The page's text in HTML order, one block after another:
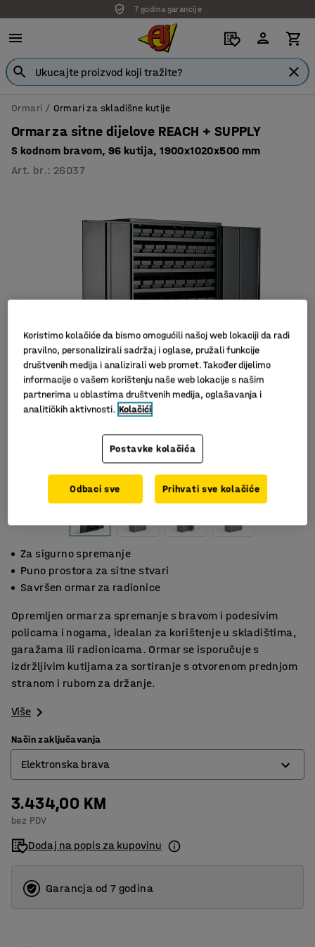
7 godina garancije
Ormari Ormari za skladišne kutije
Ormar za sitne dijelove REACH + SUPPLY
S kodnom bravom, 96 kutija, 1900x1020x500 mm
Art. br. : 26037
Za sigurno spremanje
Puno prostora za sitne stvari
Savršen ormar za radionice
Opremljen ormar za spremanje s bravom i podesivim
policama i nogama, idealan za korištenje u skladištima,
garažama ili radionicama. Ormar se isporučuje s
izdržljivim kutijama za sortiranje s otvorenom prednjom
stranom i rubom za držanje.
Više
Način zaključavanja
Elektronska brava
Brava na ključ
Elektronska brava
3.434,00 KM
bez PDV
Dodaj na popis za kupovinu
Garancja od 7 godina
Koristimo kolačiće da bismo omogućili našoj web lokaciji da radi
pravilno, personalizirali sadržaj i oglase, pružali funkcije
društvenih medija i analizirali web promet. Također dijelimo
informacije o vašem korištenju naše web lokacije s našim
partnerima u oblastima društvenih medija, oglašavanja i
analitičkih aktivnosti. Kolačići
Postavke kolačića
Odbaci sve Prihvati sve kolačiće